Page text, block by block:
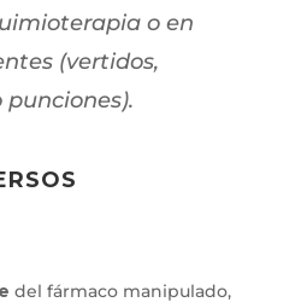
o en
(vertidos,
del fármaco manipulado,